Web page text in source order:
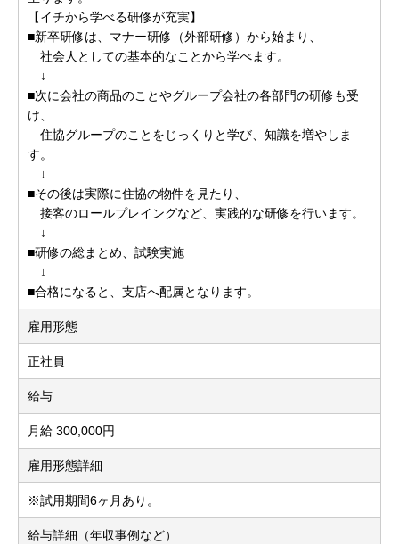
【イチから学べる研修が充実】
■新卒研修は、マナー研修（外部研修）から始まり、
社会人としての基本的なことから学べます。
↓
■次に会社の商品のことやグループ会社の各部門の研修も受
け、
住協グループのことをじっくりと学び、知識を増やしま
す。
↓
■その後は実際に住協の物件を見たり、
接客のロールプレイングなど、実践的な研修を行います。
↓
■研修の総まとめ、試験実施
↓
■合格になると、支店へ配属となります。
雇用形態
正社員
給与
月給 300,000円
雇用形態詳細
※試用期間6ヶ月あり。
給与詳細（年収事例など）